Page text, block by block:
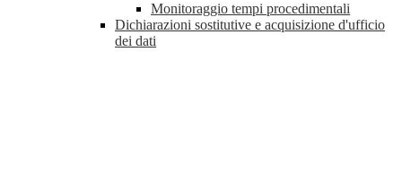
Monitoraggio tempi procedimentali
Dichiarazioni sostitutive e acquisizione d'ufficio
dei dati